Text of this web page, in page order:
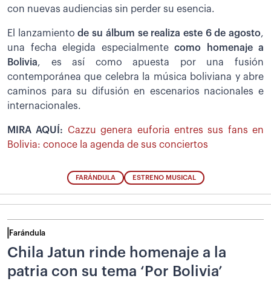
con nuevas audiencias sin perder su esencia.
El lanzamientode su álbum se realiza este 6 de agosto,
una fecha elegida especialmente como homenaje a
Bolivia, es así como apuesta por una fusión
contemporánea que celebra la música boliviana y abre
caminos para su difusión en escenarios nacionales e
internacionales.
MIRA AQUÍ: Cazzu genera euforia entres sus fans en
Bolivia: conoce la agenda de sus conciertos
FARÁNDULA ESTRENO MUSICAL
Farándula
Chila Jatun rinde homenaje a la
patria con su tema ‘Por Bolivia’